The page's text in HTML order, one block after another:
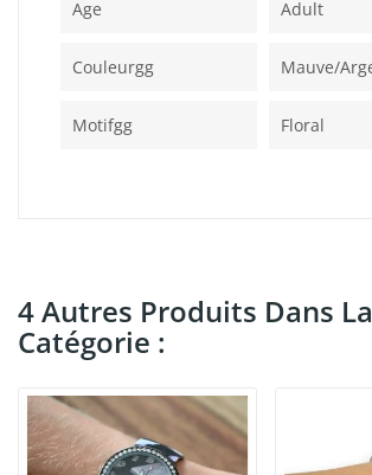
Age Adult
Couleurgg Mauve/
Motifgg Floral
4 Autres Produits Dans
Catégorie :